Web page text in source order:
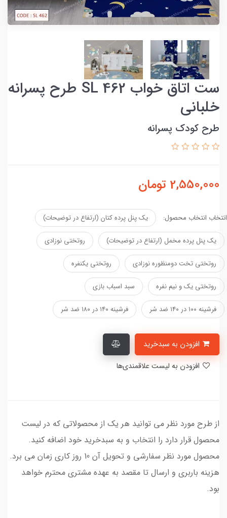
ست اتاق خواب SL 462 طرح پسرانه
خلبانی
طرح کودک پسرانه
2,550,000 تومان
انتخاب انتخاب محصول: یک پنل پرده کتان (ارتفاع در توضیحات)
یک پنل پرده مخمل (ارتفاع در توضیحات) روتختی نوزادی
روتختی تخت دومنظوره نوزادی روتختی یکنفره
روتختی یک و نیم نفره سبد اسباب بازی
فرشینه ۱۰۰ در ۱۴۰ ضد سُر فرشینه ۱۴۰ در ۱۸۰ ضد سُر
از طرح مورد نظر می توانید هر یک از محصولاتی که در لیست
محصول قرار دارد را انتخاب و به سبدخرید خود اضافه کنید.
محصول مورد نظر سفارشی و تحویل آن 10 روز کاری زمان می برد.
هزینه باربری و ارسال تا مقصد به عهده مشتری محترم خواهد
بود.